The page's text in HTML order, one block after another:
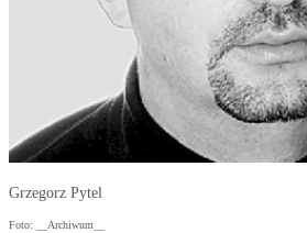
Grzegorz Pytel
Foto: __Archiwum__